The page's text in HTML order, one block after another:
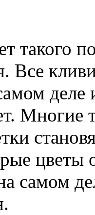
такого
Все
деле
Многие
цветы
самом